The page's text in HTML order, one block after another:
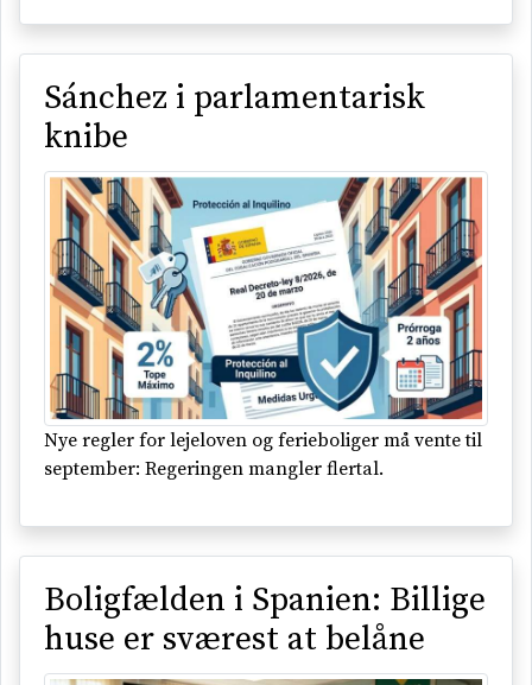
Sánchez i parlamentarisk
knibe
Nye regler for lejeloven og ferieboliger må vente til
september: Regeringen mangler flertal.
Boligfælden i Spanien: Billige
huse er sværest at belåne